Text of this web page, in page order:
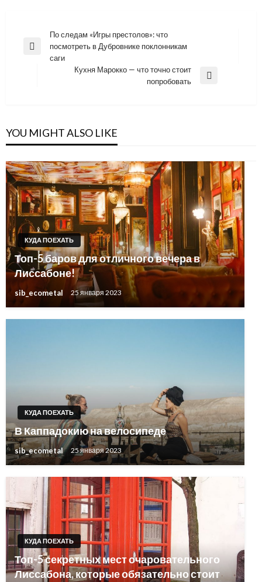
Навигация
по
Previous
По следам «Игры престолов»: что
посмотреть в Дубровнике поклонникам
саги
Кухня Марокко — что точно стоит
попробовать
YOU MIGHT ALSO LIKE
КУДА ПОЕХАТЬ
Топ-5 баров для отличного вечера в
Лиссабоне!
sib_ecometal 25 января 2023
КУДА ПОЕХАТЬ
В Каппадокию на велосипеде
sib_ecometal 25 января 2023
КУДА ПОЕХАТЬ
Топ-5 секретных мест очаровательного
Лиссабона, которые обязательно стоит